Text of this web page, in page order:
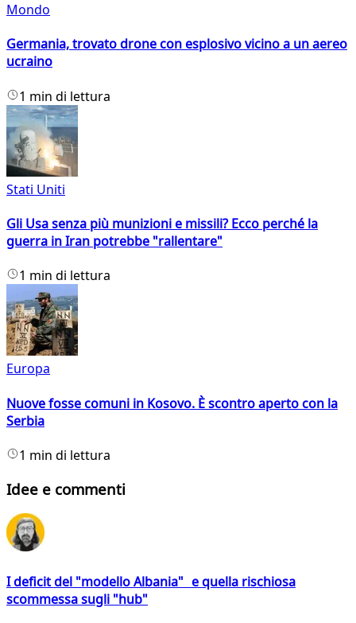
Mondo
Germania, trovato drone con esplosivo vicino a un aereo
ucraino
1 min di lettura
Stati Uniti
Gli Usa senza più munizioni e missili? Ecco perché la
guerra in Iran potrebbe "rallentare"
1 min di lettura
Europa
Nuove fosse comuni in Kosovo. È scontro aperto con la
Serbia
1 min di lettura
Idee e commenti
I deficit del "modello Albania" e quella rischiosa
scommessa sugli "hub"